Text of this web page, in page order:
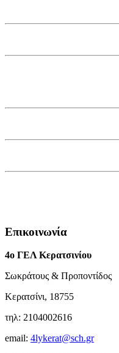
Επικοινωνία
4ο ΓΕΛ Κερατσινίου
Σωκράτους & Προποντίδος
Κερατσίνι, 18755
τηλ: 2104002616
email: 4lykerat@sch.gr